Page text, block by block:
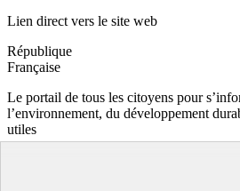
Lien direct vers le site web
République
Française
Le portail de tous les citoyens pour
l’environnement, du développement
utiles